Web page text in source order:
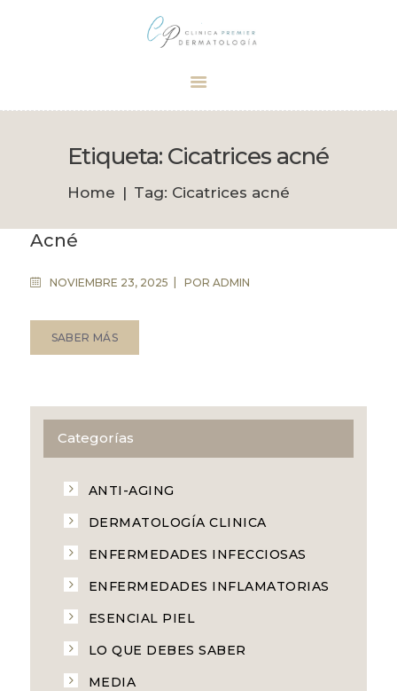
Etiqueta: Cicatrices acné
Home Tag: Cicatrices acné
Tu dermatólogo de confianza en Palma
INICIO
CITA
BOUTIQUE
Acné
NOVIEMBRE 23, 2025 POR ADMIN
SABER MÁS
Categorías
ANTI-AGING
DERMATOLOGÍA CLINICA
ENFERMEDADES INFECCIOSAS
ENFERMEDADES INFLAMATORIAS
ESENCIAL PIEL
LO QUE DEBES SABER
MEDIA